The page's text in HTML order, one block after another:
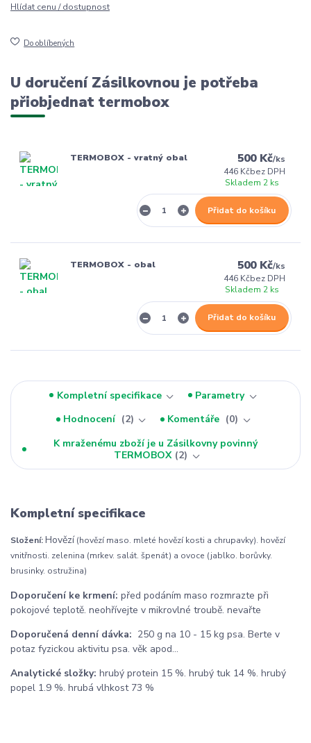
Hlídat cenu / dostupnost
Do oblíbených
U doručení Zásilkovnou je potřeba
přiobjednat termobox
TERMOBOX - vratný obal 500 Kč/ks
446 Kčbez DPH
Skladem 2 ks
Přidat do košíku
TERMOBOX - obal 500 Kč/ks
446 Kčbez DPH
Skladem 2 ks
Přidat do košíku
Kompletní specifikace
Parametry
Hodnocení
2 Komentáře
0
K mraženému zboží je u Zásilkovny povinný
TERMOBOX 2
Kompletní specifikace
Složení:Hovězí (hovězí maso. mleté hovězí kosti a chrupavky). hovězí
vnitřnosti. zelenina (mrkev. salát. špenát) a ovoce (jablko. borůvky.
brusinky. ostružina)
Doporučení ke krmení: před podáním maso rozmrazte při
pokojové teplotě. neohřívejte v mikrovlné troubě. nevařte
Doporučená denní dávka: 250 g na 10 - 15 kg psa. Berte v
potaz fyzickou aktivitu psa. věk apod...
Analytické složky: hrubý protein 15 %. hrubý tuk 14 %. hrubý
popel 1.9 %. hrubá vlhkost 73 %